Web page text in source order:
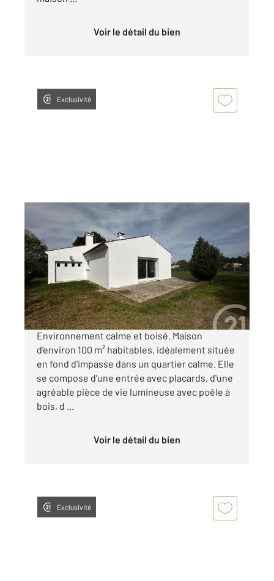
Voir le détail du bien
Exclusivité
ST HILAIRE DE RIEZ 85
, 5 pièces
Ref : 5978
Maison à vendre
286 750 €
Visiter le site dédié
Environnement calme et boisé. Maison
d'environ 100 m² habitables, idéalement située
en fond d'impasse dans un quartier calme. Elle
se compose d'une entrée avec placards, d'une
agréable pièce de vie lumineuse avec poêle à
bois, d ...
Voir le détail du bien
Exclusivité